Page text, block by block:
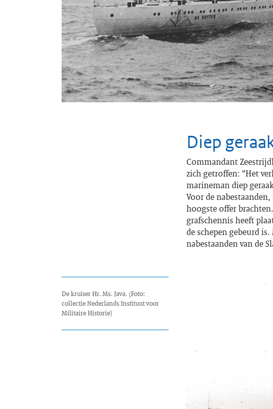
Diep
Commandant
zich getroffen: “Het
marineman diep
Voor de
hoogste offer
grafschennis heeft
de schepen gebeurd
nabestaanden van de
De kruiser Hr. Ms. Java. (Foto:
collectie Nederlands Instituut voor
Militaire Historie)